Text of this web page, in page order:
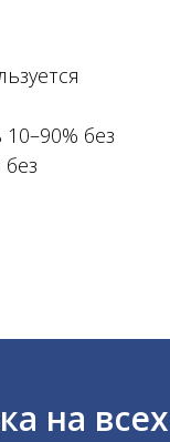
без
на